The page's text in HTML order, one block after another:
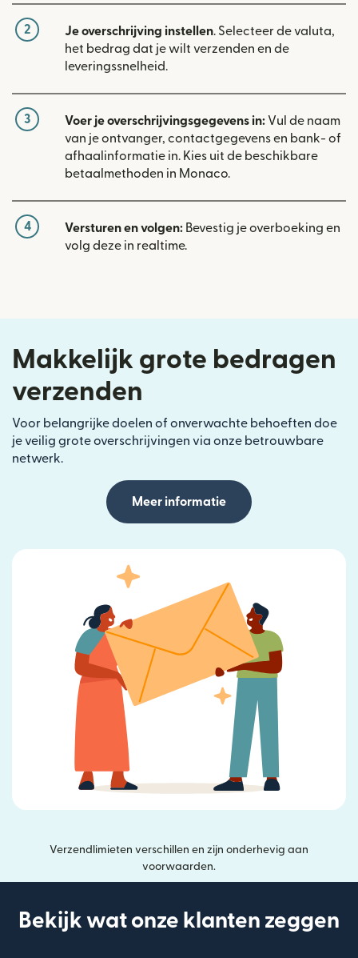
2 Je overschrijving instellen. Selecteer de valuta,
het bedrag dat je wilt verzenden en de
leveringssnelheid.
3 Voer je overschrijvingsgegevens in: Vul de naam
van je ontvanger, contactgegevens en bank- of
afhaalinformatie in. Kies uit de beschikbare
betaalmethoden in Monaco.
4 Versturen en volgen: Bevestig je overboeking en
volg deze in realtime.
Makkelijk grote bedragen
verzenden
Voor belangrijke doelen of onverwachte behoeften doe
je veilig grote overschrijvingen via onze betrouwbare
netwerk.
Meer informatie
Verzendlimieten verschillen en zijn onderhevig aan
voorwaarden.
Bekijk wat onze klanten zeggen